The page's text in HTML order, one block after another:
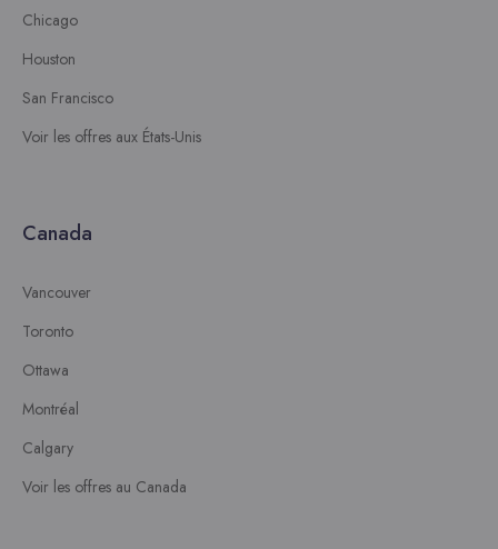
Chicago
Houston
San Francisco
Voir les offres aux États-Unis
Canada
Vancouver
Toronto
Ottawa
Montréal
Calgary
Voir les offres au Canada